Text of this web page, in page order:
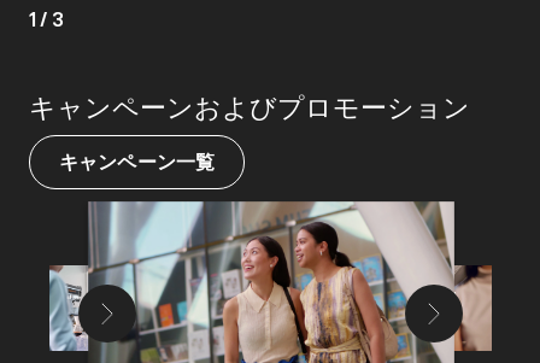
1 / 3
キャンペーンおよびプロモーション
キャンペーン一覧